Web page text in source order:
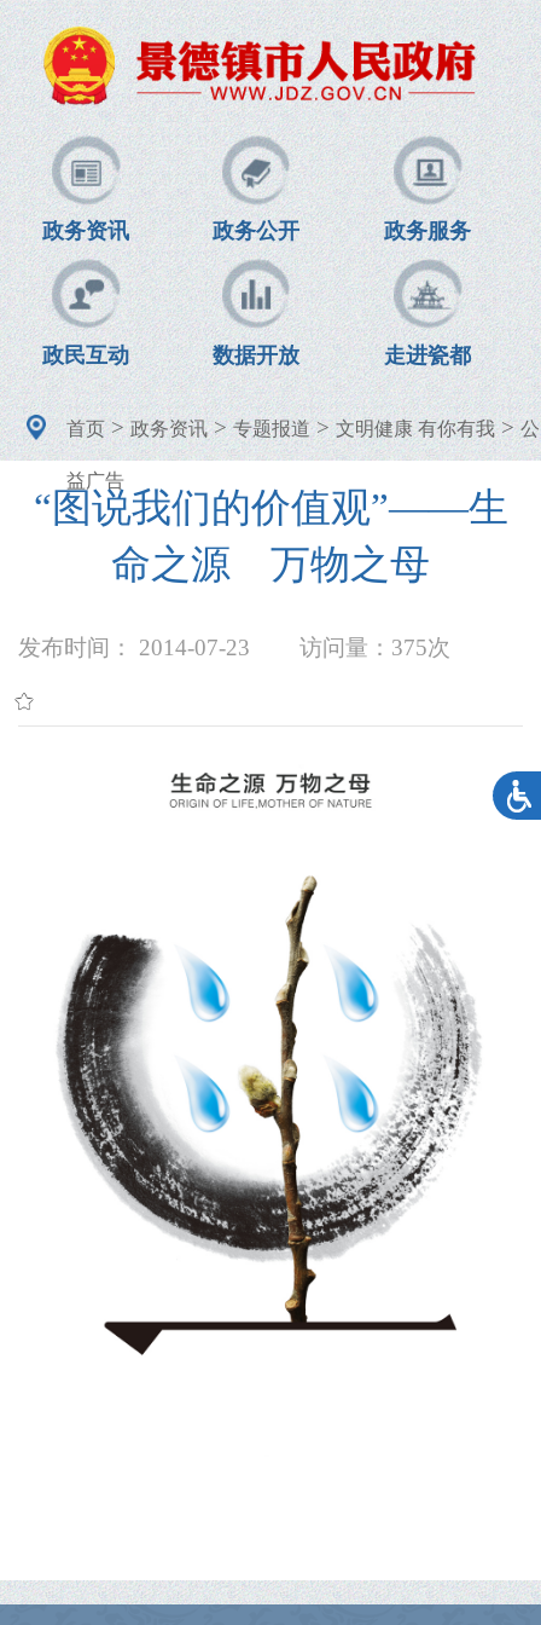
政务资讯 政务公开 政务服务
政民互动 数据开放 走进瓷都
首页>政务资讯>专题报道>文明健康 有你有我>公
益广告
“图说我们的价值观”——生
命之源 万物之母
发布时间： 2014-07-23 访问量： 375次